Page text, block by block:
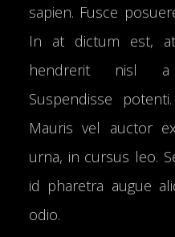
sapien. Fusce
In at dictum est,
hendrerit nisl a
Suspendisse
Mauris vel auctor
urna, in cursus leo.
id pharetra augue
odio.